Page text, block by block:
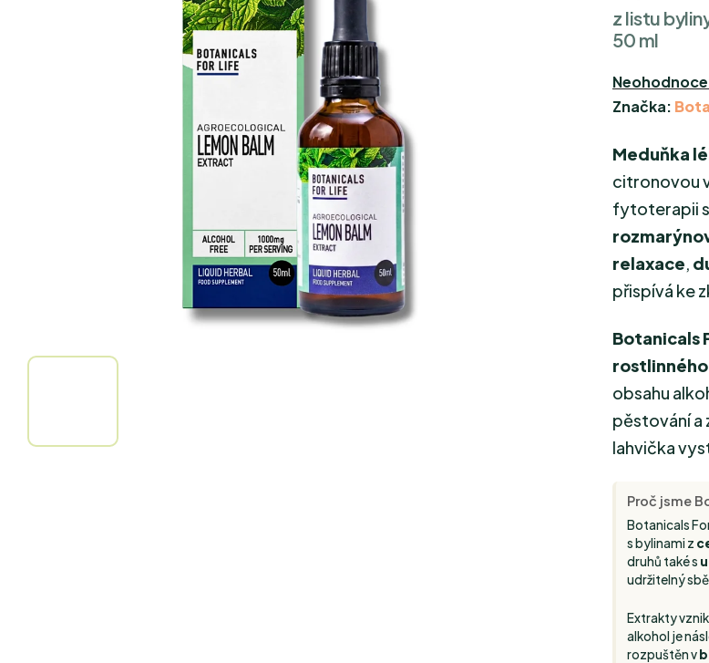
z listu
50 ml
Průměrné
hodnocení
je
0,0
z
hvězdiček.
Značka:
Meduňka
citronovou
fytoterapii
relaxace,
přispívá ke
Botanicals
obsahu
pěstování a
lahvička
Proč jsme
Botanicals
s bylinami z
druhů také s
udržitelný
Extrakty
alkohol je
rozpuštěn v